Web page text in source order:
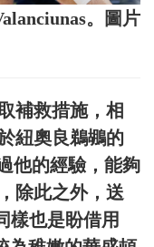
。圖片
補救措施，相
紐奧良鵜鶘的
他的經驗，能夠
除此之外，送
樣也是盼借用